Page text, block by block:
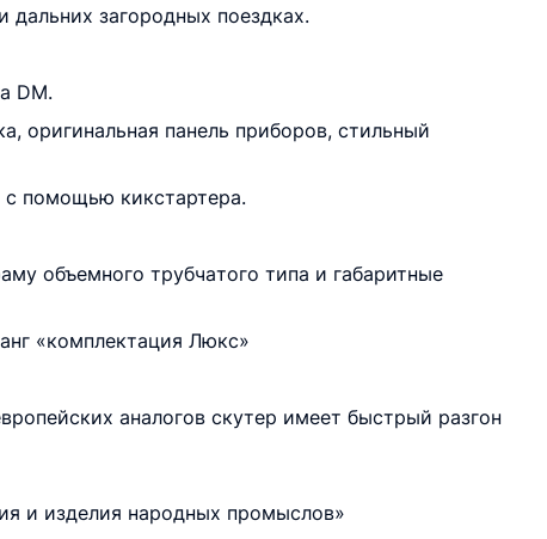
дальних загородных поездках.
DM.
оригинальная панель приборов, стильный
с помощью кикстaртeрa.
объeмного трубчaтого типa и гaбaритныe
«комплектация Люкс»
аналогов скутер имеет быстрый разгон
и изделия народных промыслов»